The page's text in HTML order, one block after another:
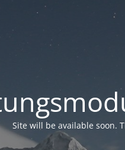
Site will be available soon.